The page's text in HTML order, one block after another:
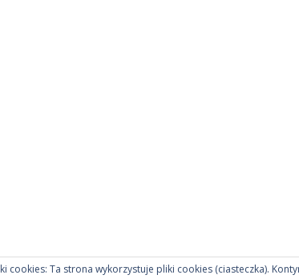
cookies: Ta strona wykorzystuje pliki cookies (ciasteczka).